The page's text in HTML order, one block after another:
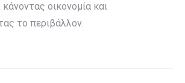
κάνοντας οικονομία και
το περιβάλλον.